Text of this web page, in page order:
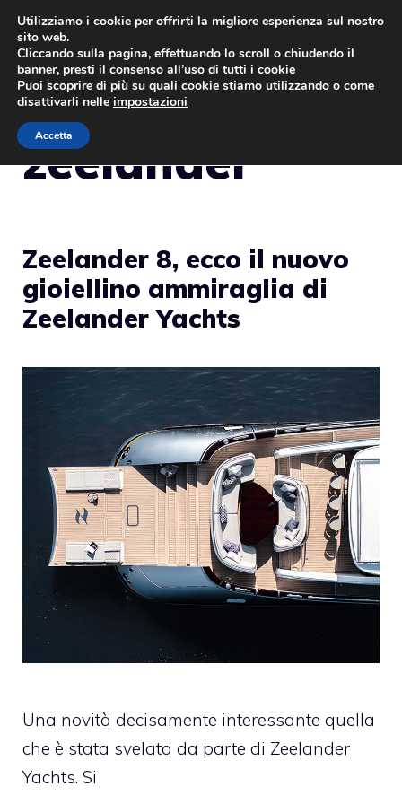
Vai
contenuto
zeelander
Zeelander 8, ecco il nuovo
gioiellino ammiraglia di
Zeelander Yachts
Una novità decisamente interessante quella
che è stata svelata da parte di Zeelander
Yachts. Si
Utilizziamo i cookie per offrirti la migliore esperienza sul nostro
sito web.
Cliccando sulla pagina, effettuando lo scroll o chiudendo il
banner, presti il consenso all’uso di tutti i cookie
Puoi scoprire di più su quali cookie stiamo utilizzando o come
disattivarli nelle impostazioni
Accetta